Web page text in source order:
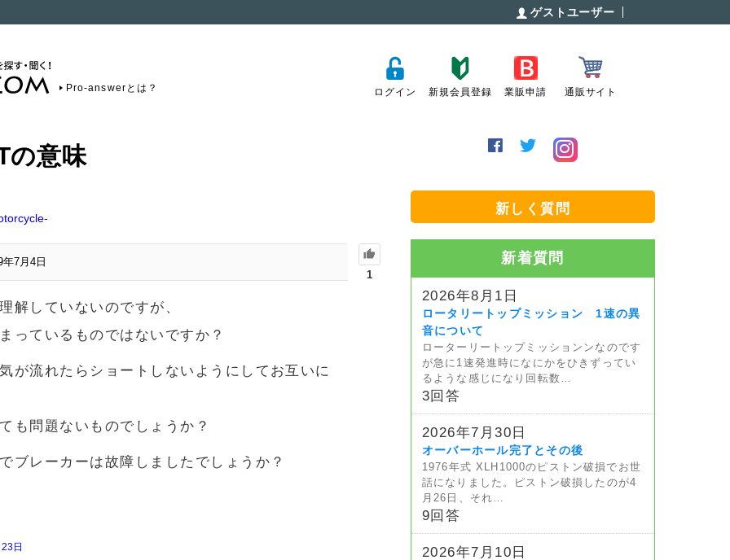
ゲストユーザー
Pro-answerとは？ ログイン 新規会員登録 業販申請 通販サイト
の意味
1
年7月4日
解していないのですが、
っているものではないですか？
が流れたらショートしないようにしてお互いに
も問題ないものでしょうか？
ブレーカーは故障しましたでしょうか？
日
新しく質問
新着質問
2026年8月1日
ロータリートップミッション 1速の異
音について
ローターリートップミッションンなのです
が急に1速発進時になにかをひきずってい
るような感じになり回転数…
3回答
2026年7月30日
オーバーホール完了とその後
1976年式 XLH1000のピストン破損でお世
話になりました。ピストン破損したのが4
月26日、それ…
9回答
2026年7月10日